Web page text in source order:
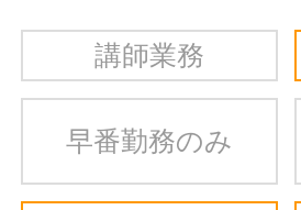
講師業務
早番勤務のみ